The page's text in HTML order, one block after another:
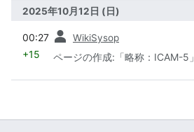
2025年10月12日 (日)
00:27 WikiSysop
+15 ページの作成:「略称：ICAM-5」